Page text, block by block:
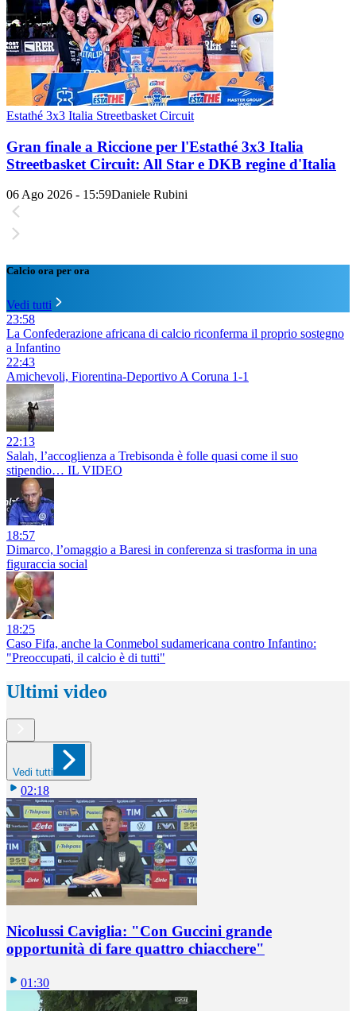
Estathé 3x3 Italia Streetbasket Circuit
Gran finale a Riccione per l'Estathé 3x3 Italia
Streetbasket Circuit: All Star e DKB regine d'Italia
06 Ago 2026 - 15:59Daniele Rubini
Calcio ora per ora
Vedi tutti
23:58
La Confederazione africana di calcio riconferma il proprio sostegno
a Infantino
22:43
Amichevoli, Fiorentina-Deportivo A Coruna 1-1
22:13
Salah, l’accoglienza a Trebisonda è folle quasi come il suo
stipendio… IL VIDEO
18:57
Dimarco, l’omaggio a Baresi in conferenza si trasforma in una
figuraccia social
18:25
Caso Fifa, anche la Conmebol sudamericana contro Infantino:
"Preoccupati, il calcio è di tutti"
Ultimi video
Vedi tutti
02:18
Nicolussi Caviglia: "Con Guccini grande
opportunità di fare quattro chiacchere"
01:30